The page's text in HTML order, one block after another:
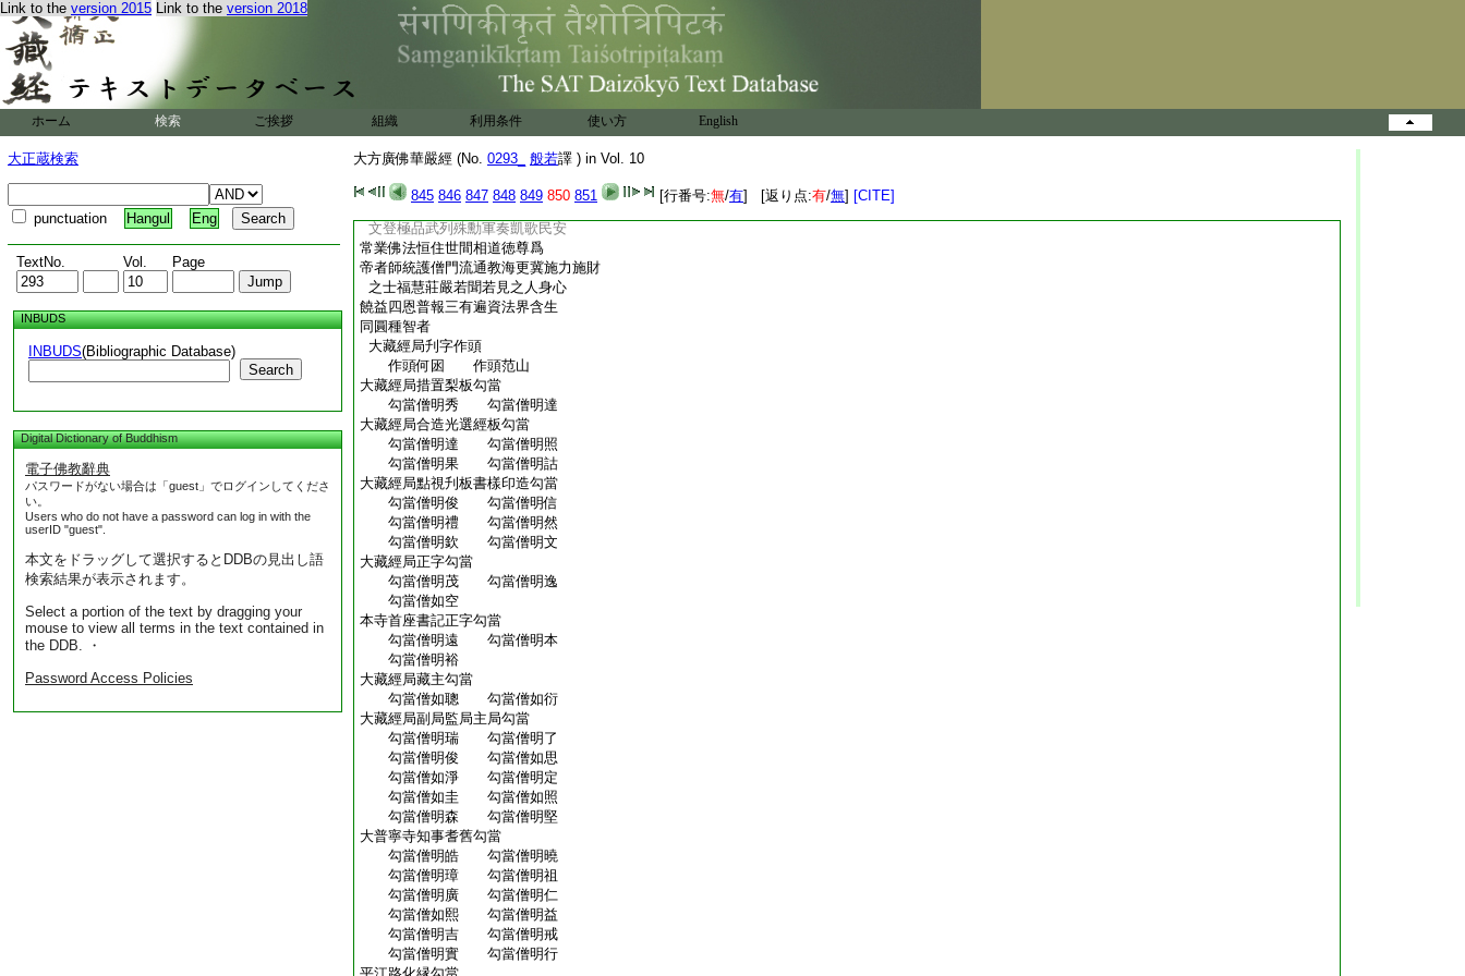
Link to the version 2015 Link to the version 2018
ホーム 検索 ご挨拶 組織 利用条件 使い方 English
大正蔵検索
punctuation Hangul Eng
TextNo. Vol. Page
INBUDS
INBUDS(Bibliographic Database)
Search
Digital Dictionary of Buddhism
電子佛教辭典
パスワードがない場合は「guest」でログインしてくださ
い。
Users who do not have a password can log in with the
userID "guest".
本文をドラッグして選択するとDDBの見出し語
検索結果が表示されます。
Select a portion of the text by dragging your
mouse to view all terms in the text contained in
the DDB. ・
Password Access Policies
大方廣佛華嚴經 (No. 0293_ 般若譯 ) in Vol. 10
845 846 847 848 849 850 851 [行番号:無/有] [返り点:有/無] [CITE]
皇帝聖壽萬安
皇后同年
太子諸王千秋文武官僚陞遷祿位仍賛
檐八上師
江淮諸路釋教都總攝扶宗弘教大師
江淮諸路釋教都總統永福大師
彌増祿算伏願
堯天舜日大開一統山河
文登極品武列殊勳軍奏凱歌民安
常業佛法恒住世間相道徳尊爲
帝者師統護僧門流通教海更冀施力施財
之士福慧莊嚴若聞若見之人身心
饒益四恩普報三有遍資法界含生
同圓種智者
大藏經局刋字作頭
作頭何囦 作頭范山
大藏經局措置梨板勾當
勾當僧明秀 勾當僧明達
大藏經局合造光選經板勾當
勾當僧明達 勾當僧明照
勾當僧明果 勾當僧明詁
大藏經局點視刋板書樣印造勾當
勾當僧明俊 勾當僧明信
勾當僧明禮 勾當僧明然
勾當僧明欽 勾當僧明文
大藏經局正字勾當
勾當僧明茂 勾當僧明逸
勾當僧如空
本寺首座書記正字勾當
勾當僧明遠 勾當僧明本
勾當僧明裕
大藏經局藏主勾當
勾當僧如聰 勾當僧如衍
大藏經局副局監局主局勾當
勾當僧明瑞 勾當僧明了
勾當僧明俊 勾當僧如思
勾當僧如淨 勾當僧明定
勾當僧如圭 勾當僧如照
勾當僧明森 勾當僧明堅
大普寧寺知事耆舊勾當
勾當僧明皓 勾當僧明曉
勾當僧明璋 勾當僧明祖
勾當僧明廣 勾當僧明仁
勾當僧如熙 勾當僧明益
勾當僧明吉 勾當僧明戒
勾當僧明實 勾當僧明行